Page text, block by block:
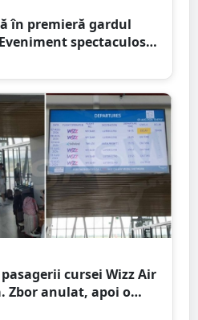
în premieră gardul
spectaculos
cursei Wizz Air
Zbor anulat, apoi o
explicații clare